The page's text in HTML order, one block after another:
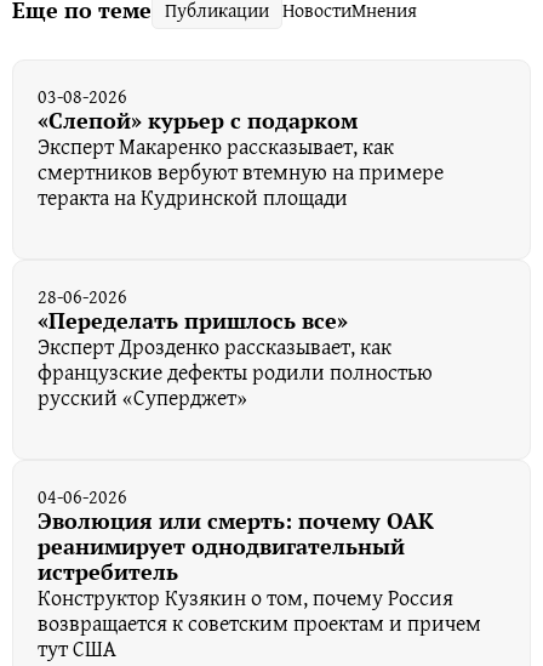
Еще по теме Публикации НовостиМнения
03-08-2026
«Слепой» курьер с подарком
Эксперт Макаренко рассказывает, как
смертников вербуют втемную на примере
теракта на Кудринской площади
28-06-2026
«Переделать пришлось все»
Эксперт Дрозденко рассказывает, как
французские дефекты родили полностью
русский «Суперджет»
04-06-2026
Эволюция или смерть: почему ОАК
реанимирует однодвигательный
истребитель
Конструктор Кузякин о том, почему Россия
возвращается к советским проектам и причем
тут США